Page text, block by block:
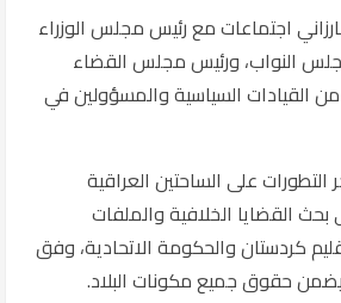
اجتماعات مع رئيس مجلس الوزراء
النواب، ورئيس مجلس القضاء
القيادات السياسية والمسؤولين في
التطورات على الساحتين العراقية
بحث القضايا الخلافية والملفات
كردستان والحكومة الاتحادية، وفق
يضمن حقوق جميع مكونات البلاد.